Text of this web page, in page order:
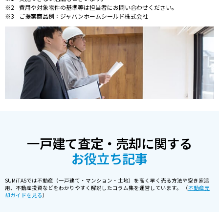
費用や対象物件の基準等は担当者にお問い合わせください。
ご提案商品例：ジャパンホームシールド株式会社
一戸建て査定・売却に関する
お役立ち記事
SUMiTASでは不動産（一戸建て・マンション・土地）を高く早く売る方法や空き家活
用、不動産投資などをわかりやすく解説したコラム集を運営しています。 （不動産売
却ガイドを見る）